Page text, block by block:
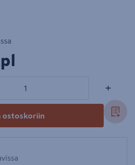
+
ostoskoriin